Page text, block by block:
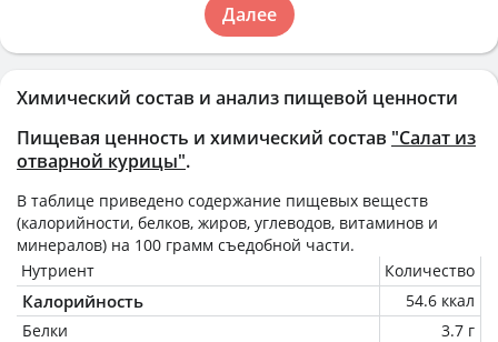
Химический состав и анализ пищевой ценности
Пищевая ценность и химический состав "Салат из
отварной курицы".
В таблице приведено содержание пищевых веществ
(калорийности, белков, жиров, углеводов, витаминов и
минералов) на 100 грамм съедобной части.
Нутриент
Количество
Калорийность
54.6 ккал
Белки
3.7 г
Далее